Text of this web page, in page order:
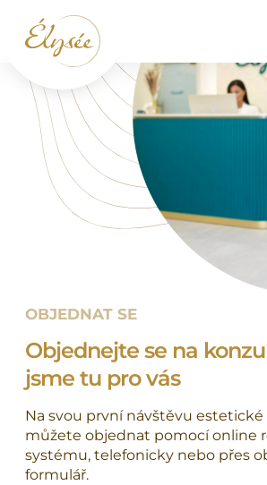
OBJEDNAT SE
Objednejte se na
jsme tu pro vás
Na svou první návštěvu estetické
můžete objednat pomocí online
systému, telefonicky nebo přes
formulář.